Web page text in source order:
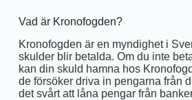
Vad är Kronofogden?
Kronofogden är en myndighet i
skulder blir betalda. Om du inte
kan din skuld hamna hos
de försöker driva in pengarna från
det svårt att låna pengar från